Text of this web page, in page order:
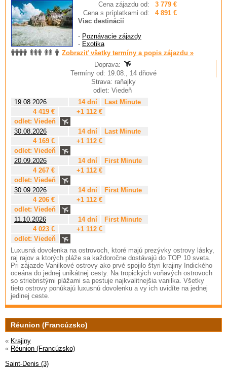
Cena zájazdu od:
3 779 €
Cena s príplatkami od:
4 891 €
Viac destinácií
- Poznávacie zájazdy
- Exotika
Zobraziť všetky termíny a popis zájazdu »
Doprava:
Termíny od: 19.08., 14 dňové
Strava: raňajky
odlet: Viedeň
19.08.2026
14 dní
Last Minute
4 419 €
+1 112 €
odlet: Viedeň
30.08.2026
14 dní
Last Minute
4 169 €
+1 112 €
odlet: Viedeň
20.09.2026
14 dní
First Minute
4 267 €
+1 112 €
odlet: Viedeň
30.09.2026
14 dní
First Minute
4 206 €
+1 112 €
odlet: Viedeň
11.10.2026
14 dní
First Minute
4 023 €
+1 112 €
odlet: Viedeň
Luxusná dovolenka na ostrovoch, ktoré majú prezývky ostrovy lásky,
raj rajov a ktorých pláže sa každoročne dostávajú do TOP 10 sveta.
Pri zájazde Vanilkové ostrovy ako prvé spojilo štyri krajiny Indického
oceána do jednej unikátnej cesty. Na tropických voňavých ostrovoch
so striebristými plážami sa pestuje najkvalitnejšia vanilka. Všetky
tieto ostrovy ponúkajú luxusnú dovolenku a vy ich uvidíte na jednej
jedinej ceste.
Réunion (Francúzsko)
« Krajiny
« Réunion (Francúzsko)
Saint-Denis (3)